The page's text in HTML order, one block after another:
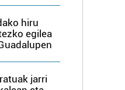
hiru
egilea
jarri